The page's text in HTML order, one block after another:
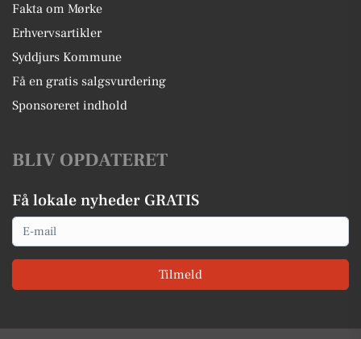
Fakta om Mørke
Erhvervsartikler
Syddjurs Kommune
Få en gratis salgsvurdering
Sponsoreret indhold
BLIV OPDATERET
Få lokale nyheder GRATIS
Email
Tilmeld